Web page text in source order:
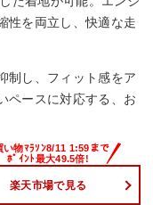
性を両立し、快適な走
制し、フィット感をア
ペースに対応する、お
楽天市場で見る